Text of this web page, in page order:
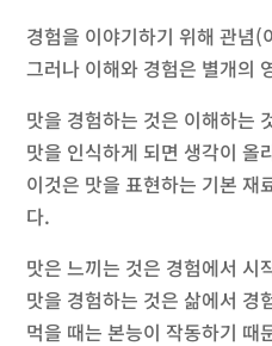
경험을 이야기하기 위해 관념(
그러나 이해와 경험은 별개의
맛을 경험하는 것은 이해하는
맛을 인식하게 되면 생각이 올
이것은 맛을 표현하는 기본 재
다.
맛은 느끼는 것은 경험에서 시
맛을 경험하는 것은 삶에서 경
먹을 때는 본능이 작동하기 때